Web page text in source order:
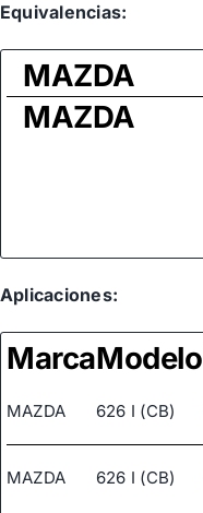
axial)
Equivalencias:
MAZDA
MAZDA
Aplicaciones:
MarcaModelo
MAZDA 626 I (CB)
MAZDA 626 I (CB)